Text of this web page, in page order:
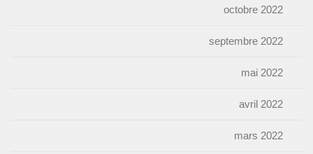
octobre 2022
septembre 2022
mai 2022
avril 2022
mars 2022